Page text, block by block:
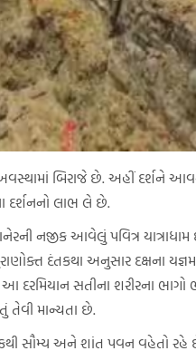
બિરાજે છે. અહીં દર્શને
દર્શનનો લાભ લે છે.
નજીક આવેલું પવિત્ર
દંતકથા અનુસાર દક્ષના
આ દરમિયાન સતીના શરીરના
તેવી માન્યતા છે.
સૌમ્ય અને શાંત પવન વહેતો રહે